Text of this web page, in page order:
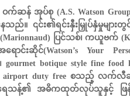
ဆန် အုပ်စု (A.S. Watson
ည်။ ၎င်း၏ရင်းနှီးမြှုပ်နှံမှုများ
ပြင်သစ်၊ ကယူဗက်
းဆိုင်(Watson’s Your
gourmet botique style fine food
airport duty free စသည့် လက်လီ
ရေသန့်၏ အဓိကထုတ်လုပ်သူနှင့် ဖြ